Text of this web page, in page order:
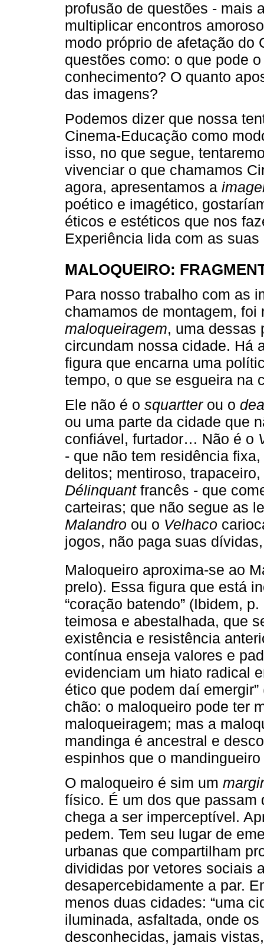
profusão de questões - mais
multiplicar encontros
modo próprio de afetação do
questões como: o que pode
conhecimento? O quanto
das imagens?
Podemos dizer que nossa
Cinema-Educação como
isso, no que segue,
vivenciar o que chamamos
agora, apresentamos a
poético e imagético,
éticos e estéticos que nos
Experiência lida com as suas
MALOQUEIRO:
Para nosso trabalho com as
chamamos de montagem,
maloqueiragem, uma dessas
circundam nossa cidade. Há
figura que encarna uma
tempo, o que se esgueira na
Ele não é o squartterou o
ou uma parte da cidade que
confiável, furtador… Não é o
- que não tem residência
delitos; mentiroso,
Délinquantfrancês - que
carteiras; que não segue as
Malandro ou o Velhaco
jogos, não paga suas
Maloqueiro aproxima-se ao
prelo). Essa figura que está
“coração batendo” (Ibidem,
teimosa e abestalhada, que
existência e resistência
contínua enseja valores e
evidenciam um hiato radical
ético que podem daí
chão: o maloqueiro pode ter
maloqueiragem; mas a
mandinga é ancestral e
espinhos que o
O maloqueiro é sim um
físico. É um dos que passam
chega a ser imperceptível.
pedem. Tem seu lugar de
urbanas que compartilham
divididas por vetores sociais
desapercebidamente a par.
menos duas cidades: “uma
iluminada, asfaltada, onde
desconhecidas, jamais